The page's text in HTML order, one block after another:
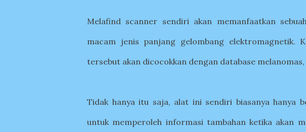
Melafind scanner sendiri akan memanfaatkan
macam jenis panjang gelombang elektromagnetik.
tersebut akan dicocokkan dengan database melanomas,
Tidak hanya itu saja, alat ini sendiri biasanya hanya
untuk memperoleh informasi tambahan ketika akan